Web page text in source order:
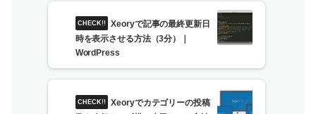
Xeoryで記事の最終更新日
時を表示させる方法（3分）｜
WordPress
Xeoryでカテゴリーの投稿